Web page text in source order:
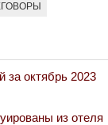
за октябрь 2023
из отеля